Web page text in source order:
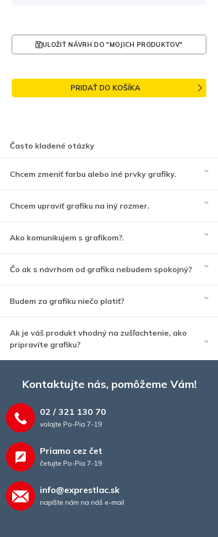
ULOŽIŤ NÁVRH DO "MOJICH PRODUKTOV"
PRIDAŤ DO KOŠÍKA
Často kladené otázky
Chcem zmeniť farbu alebo iné prvky grafiky.
Chcem upraviť grafiku na iný rozmer.
Ako komunikujem s grafikom?.
Čo ak s návrhom od grafika nebudem spokojný?
Budem za grafiku niečo platiť?
Ak je váš produkt vhodný na zušľachtenie, ako
pripravíte grafiku?
Kontaktujte nás, pomôžeme Vám!
02 / 321 130 70
volajte Po-Pia 7-19
Priamo cez čet
četujte Po-Pia 7-19
info@exprestlac.sk
napíšte nám na náš e-mail